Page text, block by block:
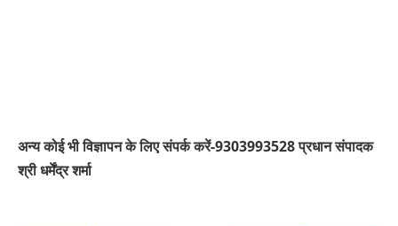
अन्य कोई भी विज्ञापन के लिए संपर्क करें-9303993528 प्रधान संपादक
श्री धर्मेंद्र शर्मा